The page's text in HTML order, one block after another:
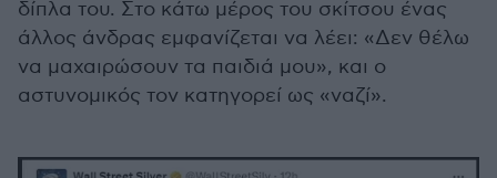
δίπλα του. Στο κάτω μέρος του σκίτσου ένας
άλλος άνδρας εμφανίζεται να λέει: «Δεν θέλω
να μαχαιρώσουν τα παιδιά μου», και ο
αστυνομικός τον κατηγορεί ως «ναζί».